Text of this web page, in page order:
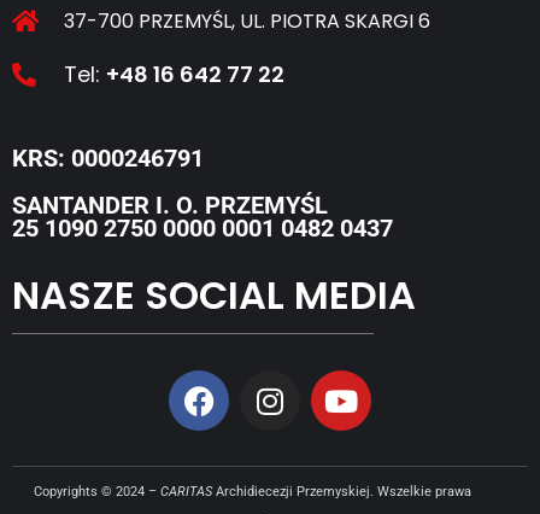
37-700 PRZEMYŚL, UL. PIOTRA SKARGI 6
Tel: +48 16 642 77 22
KRS: 0000246791
SANTANDER I. O. PRZEMYŚL
25 1090 2750 0000 0001 0482 0437
NASZE SOCIAL MEDIA
Copyrights © 2024 – CARITASArchidiecezji Przemyskiej. Wszelkie prawa